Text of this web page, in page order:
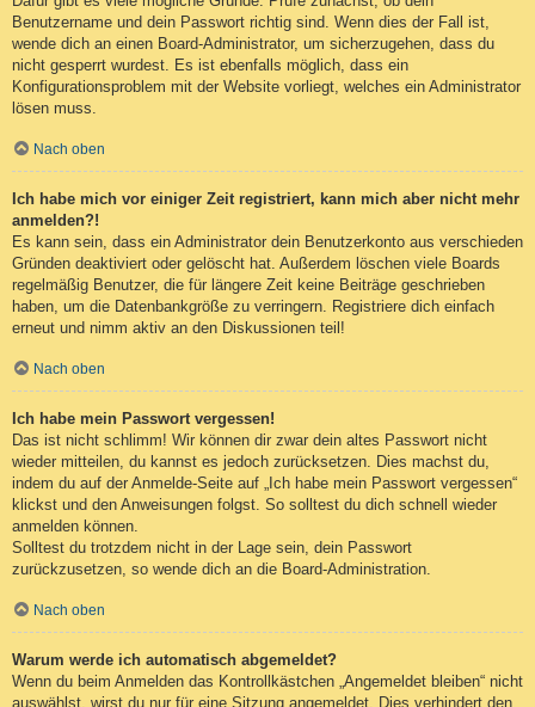
Benutzername und dein Passwort richtig sind. Wenn dies der Fall ist,
wende dich an einen Board-Administrator, um sicherzugehen, dass du
nicht gesperrt wurdest. Es ist ebenfalls möglich, dass ein
Konfigurationsproblem mit der Website vorliegt, welches ein Administrator
lösen muss.
Nach oben
Ich habe mich vor einiger Zeit registriert, kann mich aber nicht mehr
anmelden?!
Es kann sein, dass ein Administrator dein Benutzerkonto aus verschieden
Gründen deaktiviert oder gelöscht hat. Außerdem löschen viele Boards
regelmäßig Benutzer, die für längere Zeit keine Beiträge geschrieben
haben, um die Datenbankgröße zu verringern. Registriere dich einfach
erneut und nimm aktiv an den Diskussionen teil!
Nach oben
Ich habe mein Passwort vergessen!
Das ist nicht schlimm! Wir können dir zwar dein altes Passwort nicht
wieder mitteilen, du kannst es jedoch zurücksetzen. Dies machst du,
indem du auf der Anmelde-Seite auf „Ich habe mein Passwort vergessen“
klickst und den Anweisungen folgst. So solltest du dich schnell wieder
anmelden können.
Solltest du trotzdem nicht in der Lage sein, dein Passwort
zurückzusetzen, so wende dich an die Board-Administration.
Nach oben
Warum werde ich automatisch abgemeldet?
Wenn du beim Anmelden das Kontrollkästchen „Angemeldet bleiben“ nicht
auswählst, wirst du nur für eine Sitzung angemeldet. Dies verhindert den